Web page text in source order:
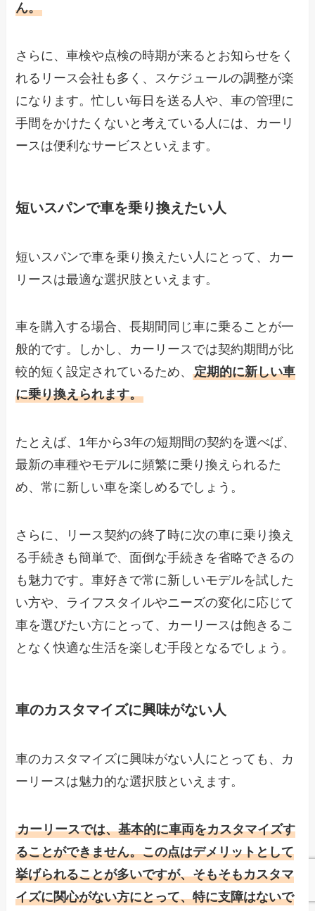
ん。
さらに、車検や点検の時期が来るとお知らせをく
れるリース会社も多く、スケジュールの調整が楽
になります。忙しい毎日を送る人や、車の管理に
手間をかけたくないと考えている人には、カーリ
ースは便利なサービスといえます。
短いスパンで車を乗り換えたい人
短いスパンで車を乗り換えたい人にとって、カー
リースは最適な選択肢といえます。
車を購入する場合、長期間同じ車に乗ることが一
般的です。しかし、カーリースでは契約期間が比
較的短く設定されているため、定期的に新しい車
に乗り換えられます。
たとえば、1年から3年の短期間の契約を選べば、
最新の車種やモデルに頻繁に乗り換えられるた
め、常に新しい車を楽しめるでしょう。
さらに、リース契約の終了時に次の車に乗り換え
る手続きも簡単で、面倒な手続きを省略できるの
も魅力です。車好きで常に新しいモデルを試した
い方や、ライフスタイルやニーズの変化に応じて
車を選びたい方にとって、カーリースは飽きるこ
となく快適な生活を楽しむ手段となるでしょう。
車のカスタマイズに興味がない人
車のカスタマイズに興味がない人にとっても、カ
ーリースは魅力的な選択肢といえます。
カーリースでは、基本的に車両をカスタマイズす
ることができません。この点はデメリットとして
挙げられることが多いですが、そもそもカスタマ
イズに関心がない方にとって、特に支障はないで